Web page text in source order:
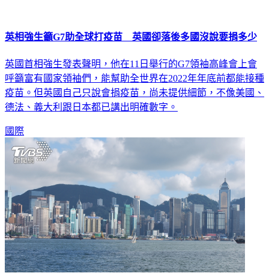
英相強生籲G7助全球打疫苗 英國卻落後多國沒說要捐多少
英國首相強生發表聲明，他在11日舉行的G7領袖高峰會上會
呼籲富有國家領袖們，能幫助全世界在2022年年底前都能接種
疫苗。但英國自己只說會捐疫苗，尚未提供細節，不像美國、
德法、義大利跟日本都已講出明確數字。
國際